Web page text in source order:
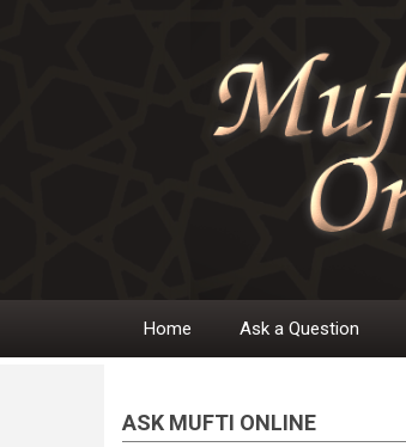
Main
Home Ask a Question
ASK MUFTI ONLINE